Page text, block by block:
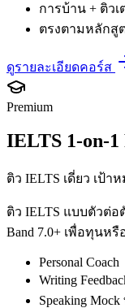
การบ้าน + ติวเ
ตรงตามหลักสู
ดูรายละเอียดคอร์ส
Premium
IELTS 1-on-
ติว IELTS เดี่ยว เป้า
ติว IELTS แบบตัวต่อ
Band 7.0+ เพื่อทุนหรื
Personal Coach
Writing
Speaking